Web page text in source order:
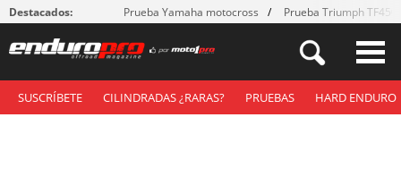
Destacados: Prueba Yamaha motocross Prueba Triumph
SUSCRÍBETE CILINDRADAS ¿RARAS? PRUEBAS HARD ENDURO